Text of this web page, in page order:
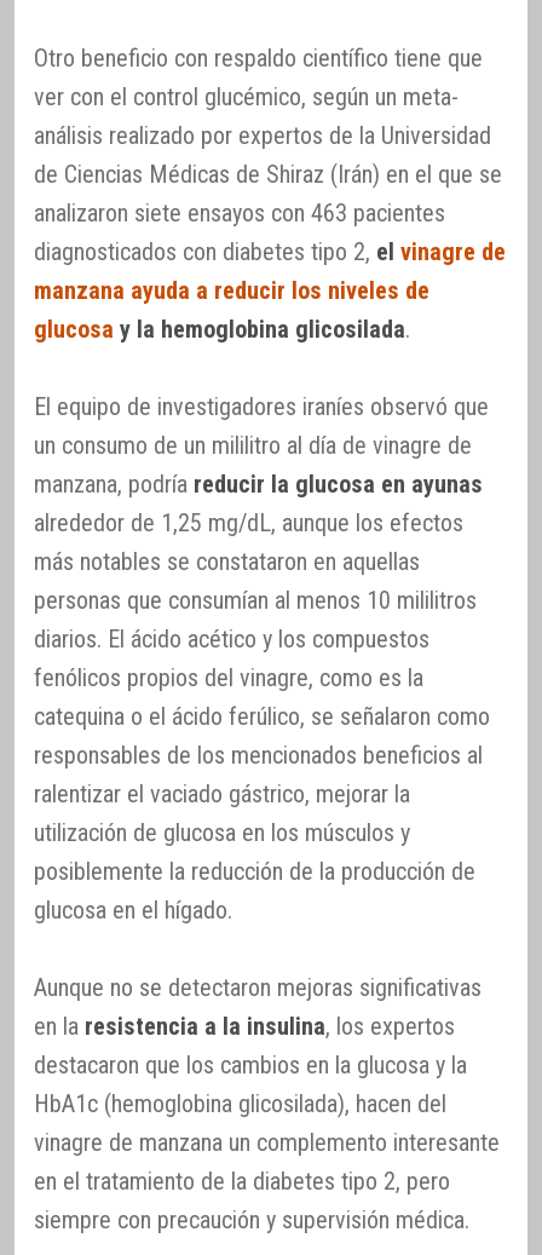
Otro beneficio con respaldo científico tiene que
ver con el control glucémico, según un meta-
análisis realizado por expertos de la Universidad
de Ciencias Médicas de Shiraz (Irán) en el que se
analizaron siete ensayos con 463 pacientes
diagnosticados con diabetes tipo 2, el vinagre de
manzana ayuda a reducir los niveles de
glucosa y la hemoglobina glicosilada.
El equipo de investigadores iraníes observó que
un consumo de un mililitro al día de vinagre de
manzana, podría reducir la glucosa en ayunas
alrededor de 1,25 mg/dL, aunque los efectos
más notables se constataron en aquellas
personas que consumían al menos 10 mililitros
diarios. El ácido acético y los compuestos
fenólicos propios del vinagre, como es la
catequina o el ácido ferúlico, se señalaron como
responsables de los mencionados beneficios al
ralentizar el vaciado gástrico, mejorar la
utilización de glucosa en los músculos y
posiblemente la reducción de la producción de
glucosa en el hígado.
Aunque no se detectaron mejoras significativas
en la resistencia a la insulina, los expertos
destacaron que los cambios en la glucosa y la
HbA1c (hemoglobina glicosilada), hacen del
vinagre de manzana un complemento interesante
en el tratamiento de la diabetes tipo 2, pero
siempre con precaución y supervisión médica.